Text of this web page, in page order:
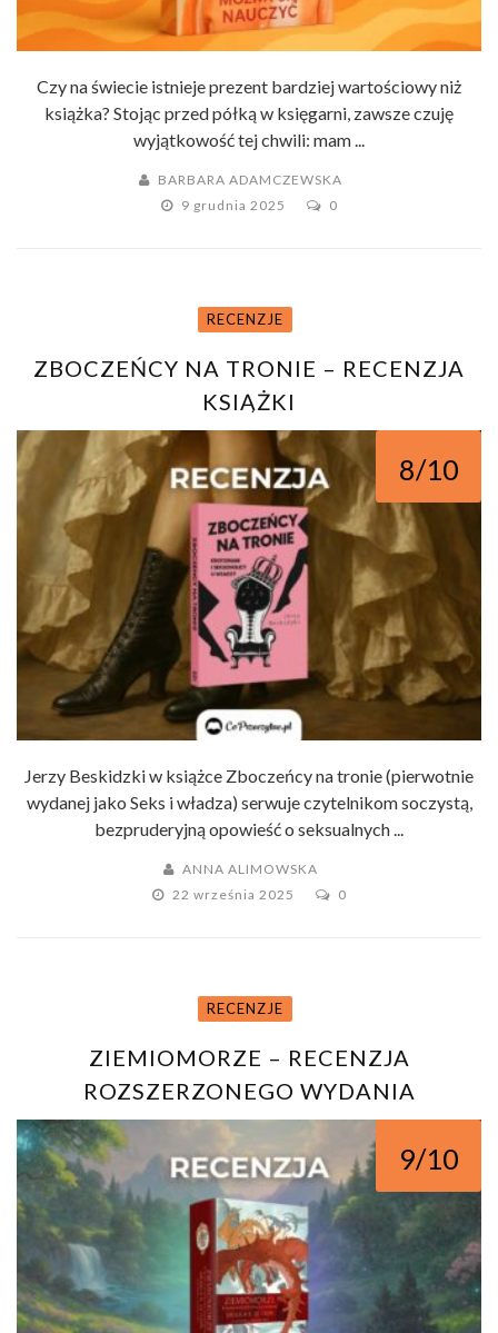
Czy na świecie istnieje prezent bardziej wartościowy niż
książka? Stojąc przed półką w księgarni, zawsze czuję
wyjątkowość tej chwili: mam ...
BARBARA ADAMCZEWSKA
9 grudnia 2025
0
RECENZJE
ZBOCZEŃCY NA TRONIE – RECENZJA
KSIĄŻKI
8/10
Jerzy Beskidzki w książce Zboczeńcy na tronie (pierwotnie
wydanej jako Seks i władza) serwuje czytelnikom soczystą,
bezpruderyjną opowieść o seksualnych ...
ANNA ALIMOWSKA
22 września 2025
0
RECENZJE
ZIEMIOMORZE – RECENZJA
ROZSZERZONEGO WYDANIA
ILUSTROWANEGO
9/10